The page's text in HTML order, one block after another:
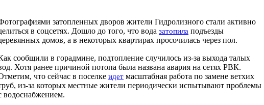
затопленных дворов жители Гидролизного стали активно
в соцсетях. Дошло до того, что вода затопила подъезды
домов, а в некоторых квартирах просочилась через пол.
сообщили в горадмине, подтопление случилось из-за выхода талых
Хотя ранее причиной потопа была названа авария на сетях РВК.
что сейчас в поселке идет масштабная работа по замене ветхих
из-за которых местные жители периодически испытывают проблемы
водоснабжением.